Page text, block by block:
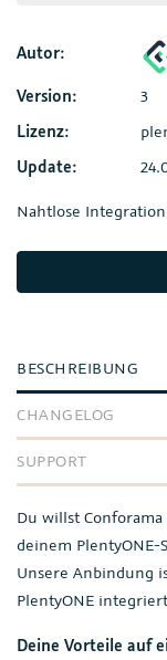
Autor:
Version:
3
Lizenz:
Update:
Nahtlose
BESCHREIBUNG
CHANGELOG
SUPPORT
Du willst
deinem PlentyONE-
Unsere Anbindung
PlentyONE
Deine Vorteile auf